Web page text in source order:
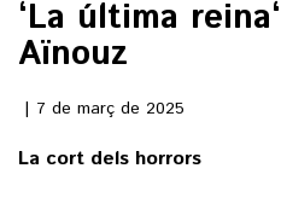
‘La última
Aïnouz
7 de març de 2025
La cort dels horrors